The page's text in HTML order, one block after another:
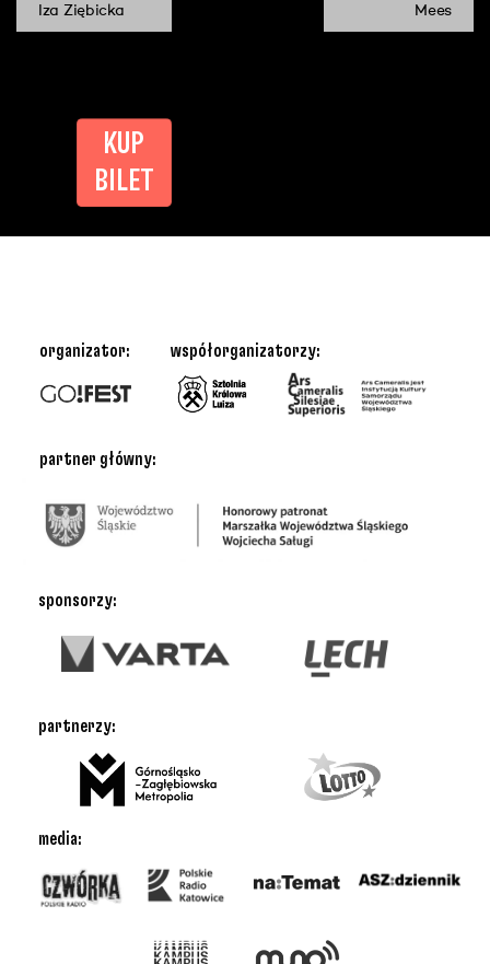
Iza Ziębicka Mees
KUP
BILET
partner główny:
sponsorzy:
organizator: współorganizatorzy:
media:
partnerzy: